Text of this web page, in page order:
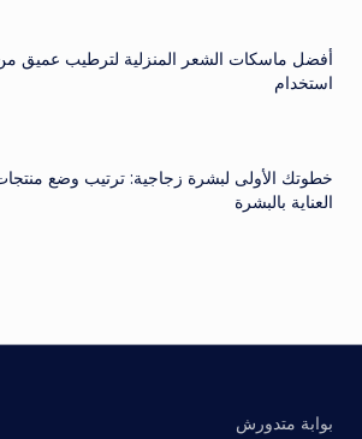
أفضل ماسكات الشعر المنزلية لترطيب عميق
استخدام
خطوتك الأولى لبشرة زجاجية: ترتيب وضع
العناية بالبشرة
بوابة متدورش